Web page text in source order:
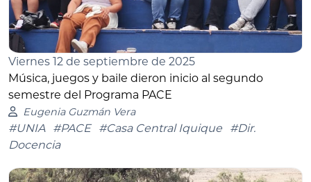
Viernes 12 de septiembre de 2025
Música, juegos y baile dieron inicio al segundo
semestre del Programa PACE
Eugenia Guzmán Vera
#UNIA #PACE #Casa Central Iquique
#Dir.
Docencia